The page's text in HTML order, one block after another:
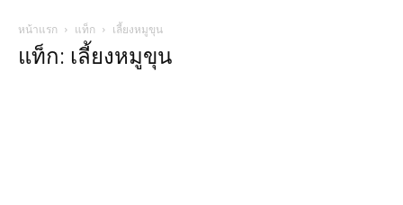
หน้าแรก แท็ก เลี้ยงหมูขุน
แท็ก: เลี้ยงหมูขุน